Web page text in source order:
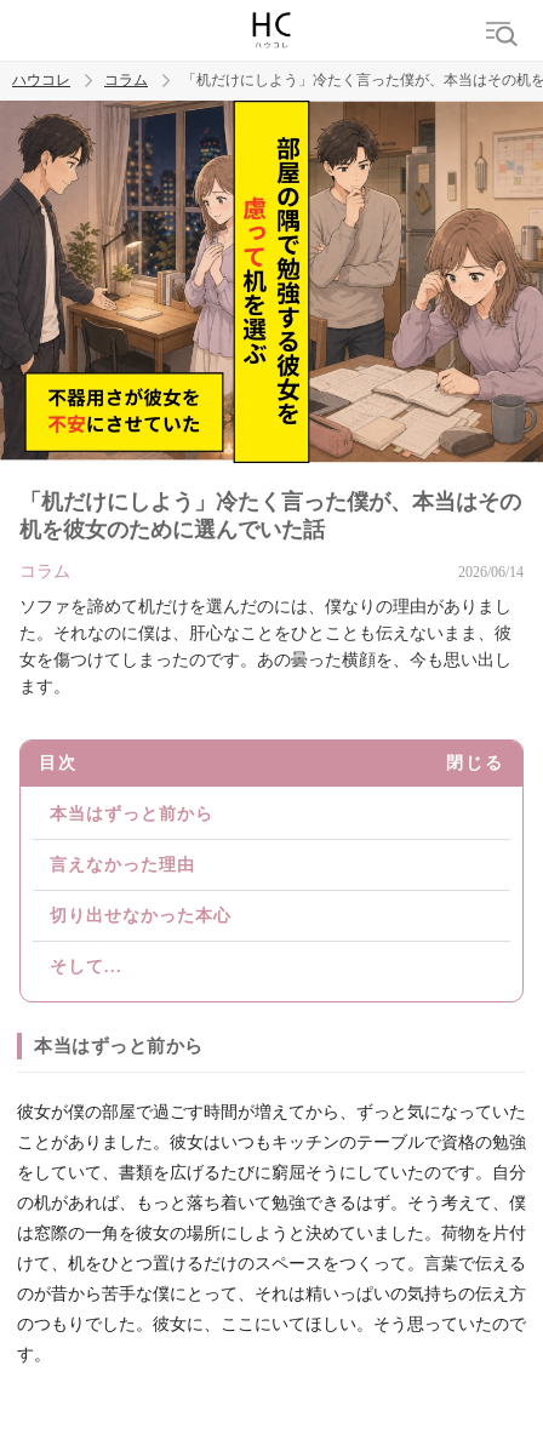
トレンド ワード
男の本音 男ウケ NG行動 彼女 イイ女 婚活
ハウコレ コラム 「机だけにしよう」冷たく言った僕が、本当はその机
「机だけにしよう」冷たく言った僕が、本当はその
机を彼女のために選んでいた話
コラム 2026/06/14
ソファを諦めて机だけを選んだのには、僕なりの理由がありまし
た。それなのに僕は、肝心なことをひとことも伝えないまま、彼
女を傷つけてしまったのです。あの曇った横顔を、今も思い出し
ます。
目次 閉じる
本当はずっと前から
言えなかった理由
切り出せなかった本心
そして...
本当はずっと前から
彼女が僕の部屋で過ごす時間が増えてから、ずっと気になっていた
ことがありました。彼女はいつもキッチンのテーブルで資格の勉強
をしていて、書類を広げるたびに窮屈そうにしていたのです。自分
の机があれば、もっと落ち着いて勉強できるはず。そう考えて、僕
は窓際の一角を彼女の場所にしようと決めていました。荷物を片付
けて、机をひとつ置けるだけのスペースをつくって。言葉で伝える
のが昔から苦手な僕にとって、それは精いっぱいの気持ちの伝え方
のつもりでした。彼女に、ここにいてほしい。そう思っていたので
す。